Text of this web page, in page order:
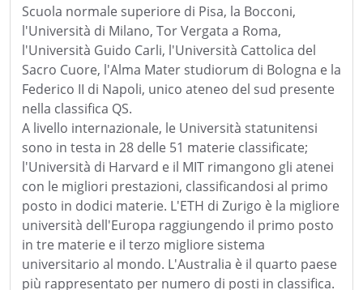
Scuola normale superiore di Pisa, la Bocconi,
l'Università di Milano, Tor Vergata a Roma,
l'Università Guido Carli, l'Università Cattolica del
Sacro Cuore, l'Alma Mater studiorum di Bologna e la
Federico II di Napoli, unico ateneo del sud presente
nella classifica QS.
A livello internazionale, le Università statunitensi
sono in testa in 28 delle 51 materie classificate;
l'Università di Harvard e il MIT rimangono gli atenei
con le migliori prestazioni, classificandosi al primo
posto in dodici materie. L'ETH di Zurigo è la migliore
università dell'Europa raggiungendo il primo posto
in tre materie e il terzo migliore sistema
universitario al mondo. L'Australia è il quarto paese
più rappresentato per numero di posti in classifica.